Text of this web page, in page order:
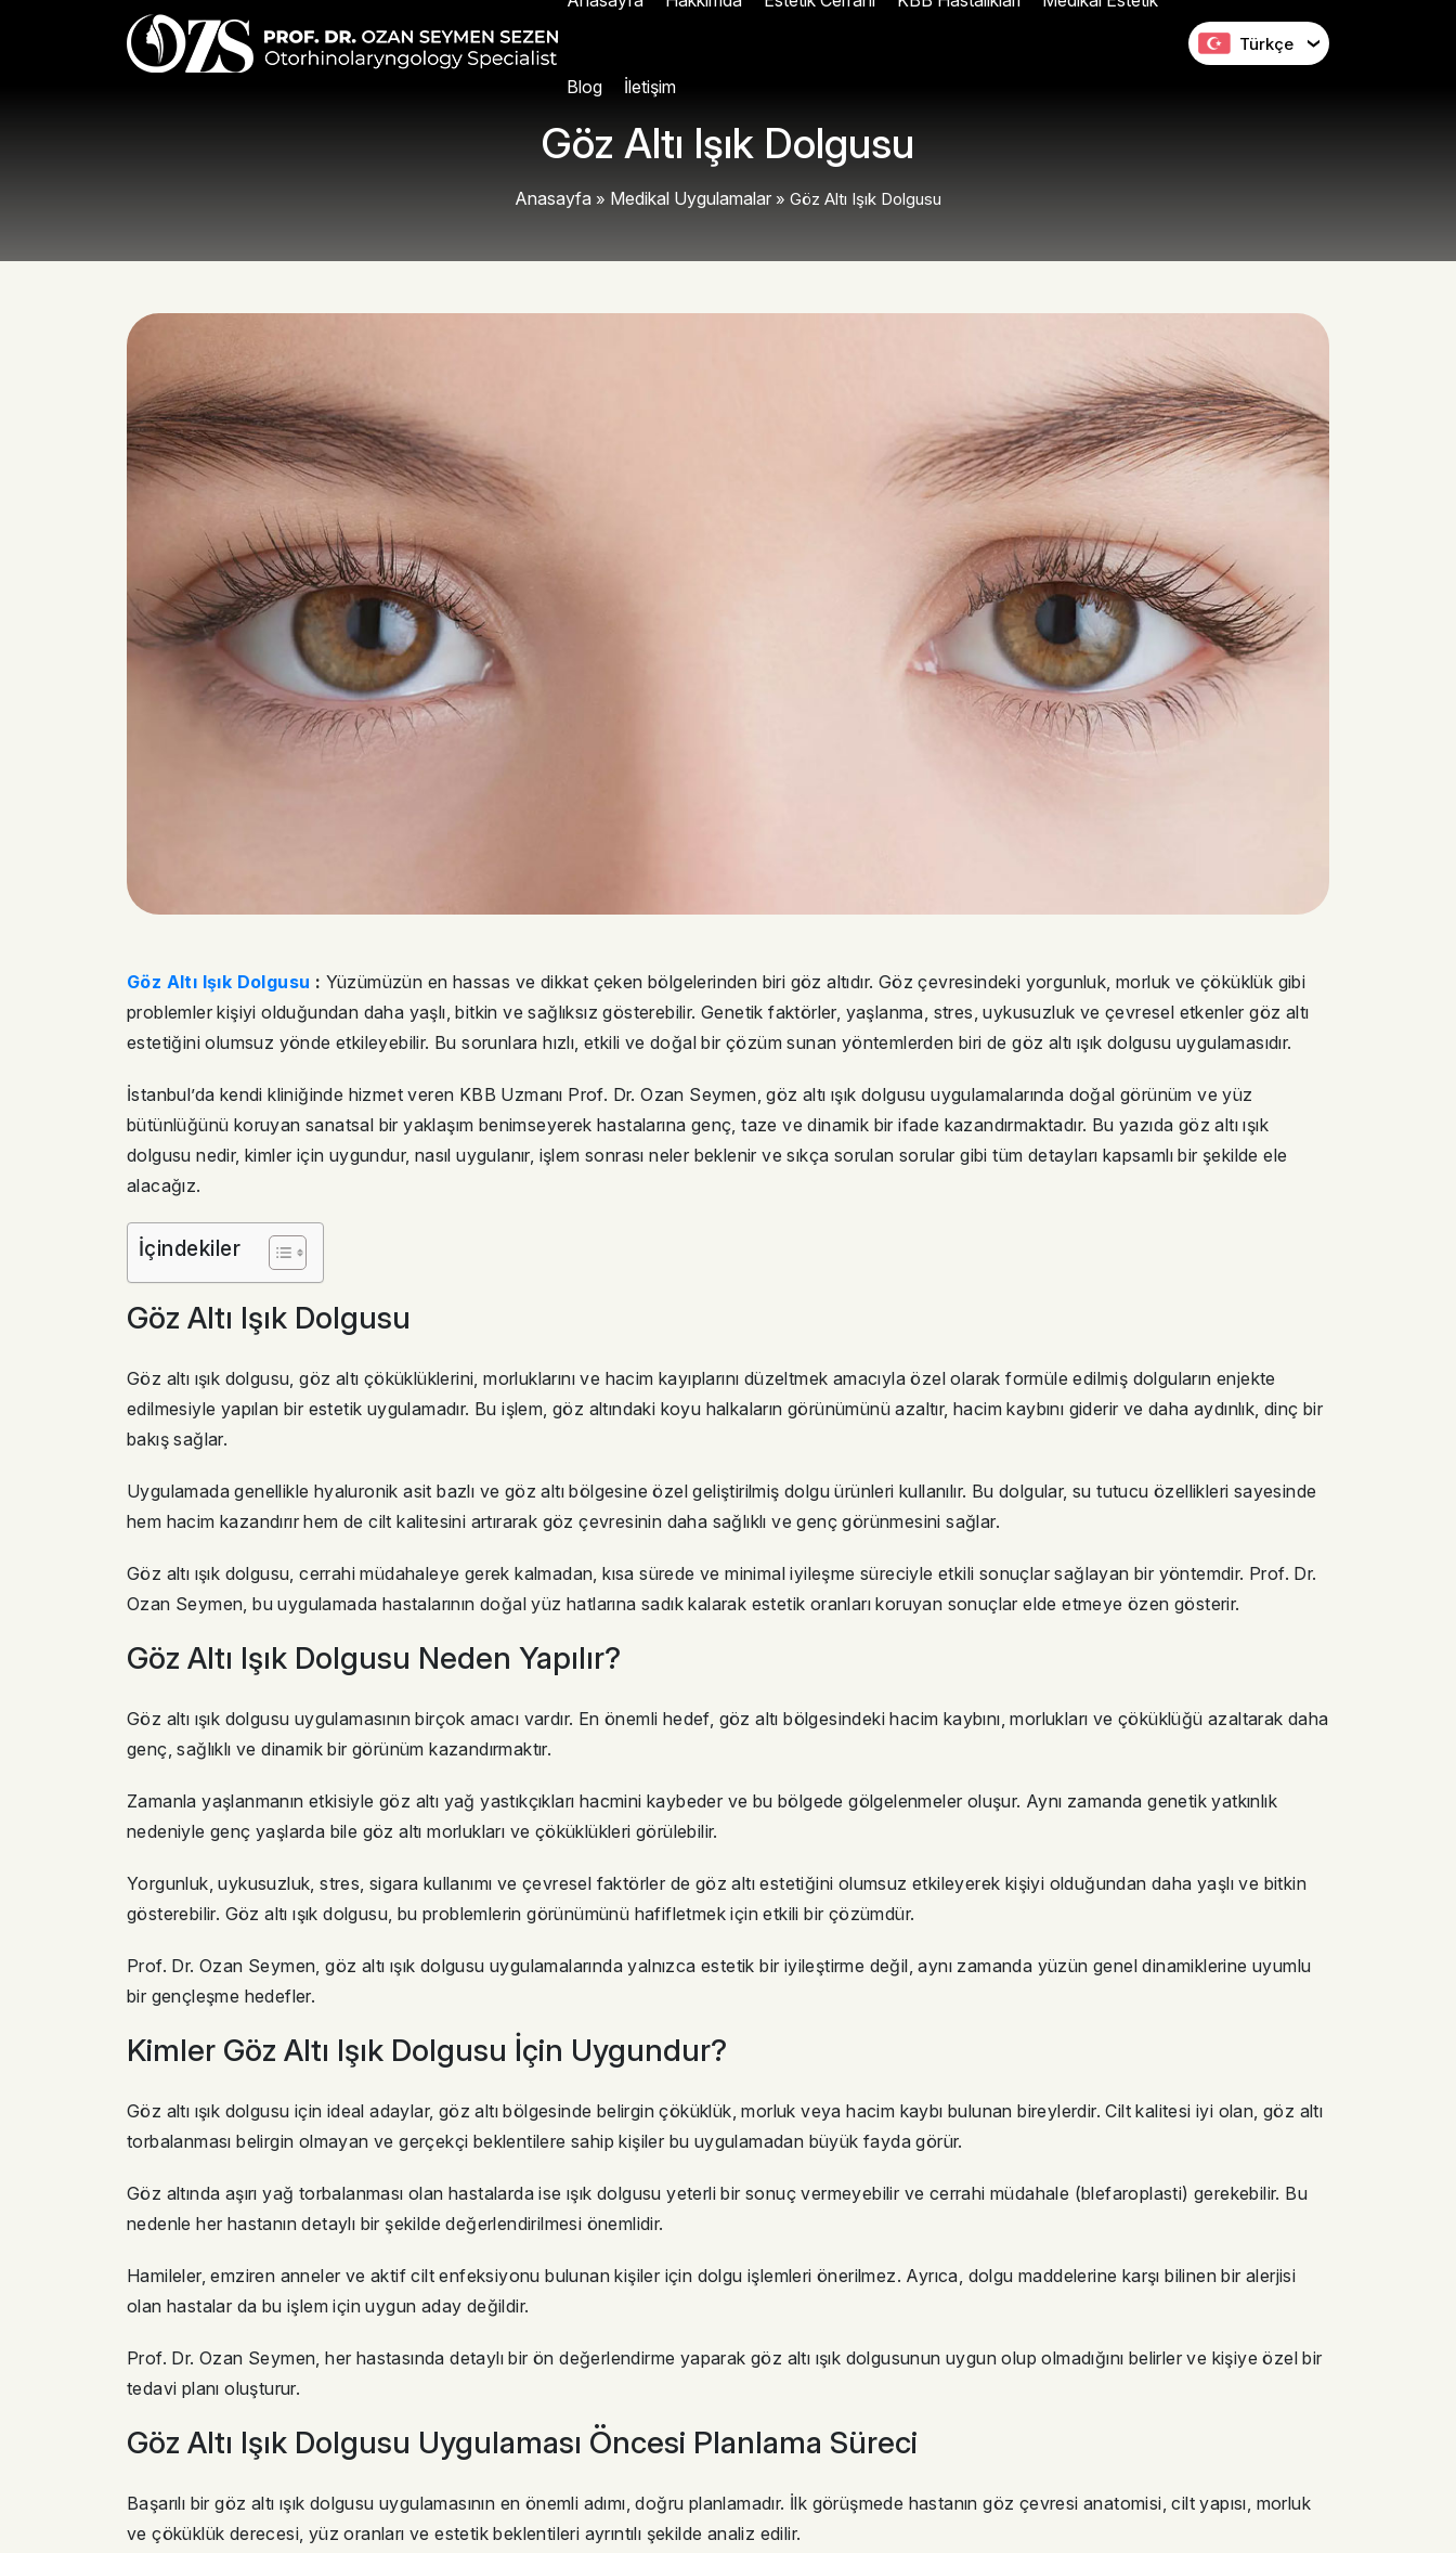
Blog İletişim
Türkçe
Göz Altı Işık Dolgusu
Anasayfa » Medikal Uygulamalar » Göz Altı Işık Dolgusu
Göz Altı Işık Dolgusu : Yüzümüzün en hassas ve dikkat çeken bölgelerinden biri göz altıdır. Göz çevresindeki yorgunluk, morluk ve çöküklük gibi
problemler kişiyi olduğundan daha yaşlı, bitkin ve sağlıksız gösterebilir. Genetik faktörler, yaşlanma, stres, uykusuzluk ve çevresel etkenler göz altı
estetiğini olumsuz yönde etkileyebilir. Bu sorunlara hızlı, etkili ve doğal bir çözüm sunan yöntemlerden biri de göz altı ışık dolgusu uygulamasıdır.
İstanbul’da kendi kliniğinde hizmet veren KBB Uzmanı Prof. Dr. Ozan Seymen, göz altı ışık dolgusu uygulamalarında doğal görünüm ve yüz
bütünlüğünü koruyan sanatsal bir yaklaşım benimseyerek hastalarına genç, taze ve dinamik bir ifade kazandırmaktadır. Bu yazıda göz altı ışık
dolgusu nedir, kimler için uygundur, nasıl uygulanır, işlem sonrası neler beklenir ve sıkça sorulan sorular gibi tüm detayları kapsamlı bir şekilde ele
alacağız.
İçindekiler
Göz Altı Işık Dolgusu
Göz altı ışık dolgusu, göz altı çöküklüklerini, morluklarını ve hacim kayıplarını düzeltmek amacıyla özel olarak formüle edilmiş dolguların enjekte
edilmesiyle yapılan bir estetik uygulamadır. Bu işlem, göz altındaki koyu halkaların görünümünü azaltır, hacim kaybını giderir ve daha aydınlık, dinç bir
bakış sağlar.
Uygulamada genellikle hyaluronik asit bazlı ve göz altı bölgesine özel geliştirilmiş dolgu ürünleri kullanılır. Bu dolgular, su tutucu özellikleri sayesinde
hem hacim kazandırır hem de cilt kalitesini artırarak göz çevresinin daha sağlıklı ve genç görünmesini sağlar.
Göz altı ışık dolgusu, cerrahi müdahaleye gerek kalmadan, kısa sürede ve minimal iyileşme süreciyle etkili sonuçlar sağlayan bir yöntemdir. Prof. Dr.
Ozan Seymen, bu uygulamada hastalarının doğal yüz hatlarına sadık kalarak estetik oranları koruyan sonuçlar elde etmeye özen gösterir.
Göz Altı Işık Dolgusu Neden Yapılır?
Göz altı ışık dolgusu uygulamasının birçok amacı vardır. En önemli hedef, göz altı bölgesindeki hacim kaybını, morlukları ve çöküklüğü azaltarak daha
genç, sağlıklı ve dinamik bir görünüm kazandırmaktır.
Zamanla yaşlanmanın etkisiyle göz altı yağ yastıkçıkları hacmini kaybeder ve bu bölgede gölgelenmeler oluşur. Aynı zamanda genetik yatkınlık
nedeniyle genç yaşlarda bile göz altı morlukları ve çöküklükleri görülebilir.
Yorgunluk, uykusuzluk, stres, sigara kullanımı ve çevresel faktörler de göz altı estetiğini olumsuz etkileyerek kişiyi olduğundan daha yaşlı ve bitkin
gösterebilir. Göz altı ışık dolgusu, bu problemlerin görünümünü hafifletmek için etkili bir çözümdür.
Prof. Dr. Ozan Seymen, göz altı ışık dolgusu uygulamalarında yalnızca estetik bir iyileştirme değil, aynı zamanda yüzün genel dinamiklerine uyumlu
bir gençleşme hedefler.
Kimler Göz Altı Işık Dolgusu İçin Uygundur?
Göz altı ışık dolgusu için ideal adaylar, göz altı bölgesinde belirgin çöküklük, morluk veya hacim kaybı bulunan bireylerdir. Cilt kalitesi iyi olan, göz altı
torbalanması belirgin olmayan ve gerçekçi beklentilere sahip kişiler bu uygulamadan büyük fayda görür.
Göz altında aşırı yağ torbalanması olan hastalarda ise ışık dolgusu yeterli bir sonuç vermeyebilir ve cerrahi müdahale (blefaroplasti) gerekebilir. Bu
nedenle her hastanın detaylı bir şekilde değerlendirilmesi önemlidir.
Hamileler, emziren anneler ve aktif cilt enfeksiyonu bulunan kişiler için dolgu işlemleri önerilmez. Ayrıca, dolgu maddelerine karşı bilinen bir alerjisi
olan hastalar da bu işlem için uygun aday değildir.
Prof. Dr. Ozan Seymen, her hastasında detaylı bir ön değerlendirme yaparak göz altı ışık dolgusunun uygun olup olmadığını belirler ve kişiye özel bir
tedavi planı oluşturur.
Göz Altı Işık Dolgusu Uygulaması Öncesi Planlama Süreci
Başarılı bir göz altı ışık dolgusu uygulamasının en önemli adımı, doğru planlamadır. İlk görüşmede hastanın göz çevresi anatomisi, cilt yapısı, morluk
ve çöküklük derecesi, yüz oranları ve estetik beklentileri ayrıntılı şekilde analiz edilir.